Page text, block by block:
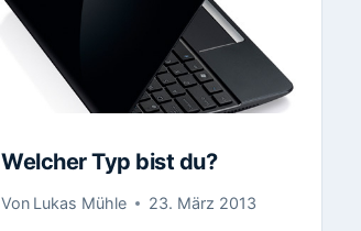
Welcher Typ bist du?
Von Lukas Mühle 23. März 2013